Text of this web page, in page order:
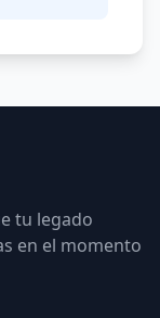
tu legado
en el momento